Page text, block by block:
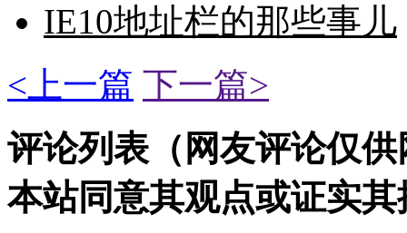
IE10地址栏的那些事儿
<上一篇 下一篇>
评论列表（网友评论仅
本站同意其观点或证实其